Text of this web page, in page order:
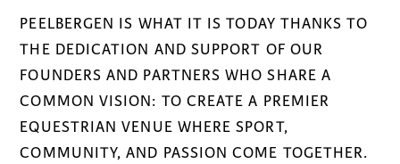
PEELBERGEN IS WHAT IT IS TODAY THANKS TO
THE DEDICATION AND SUPPORT OF OUR
FOUNDERS AND PARTNERS WHO SHARE A
COMMON VISION: TO CREATE A PREMIER
EQUESTRIAN VENUE WHERE SPORT,
COMMUNITY, AND PASSION COME TOGETHER.